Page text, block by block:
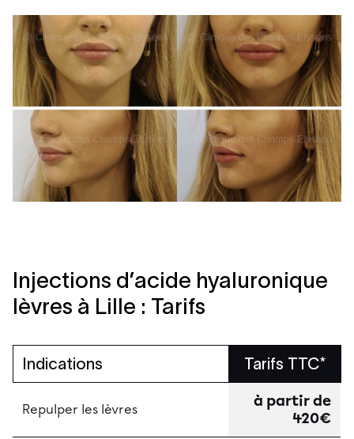
Injections d’acide hyaluronique
lèvres à Lille : Tarifs
Indications Tarifs TTC*
Repulper les lèvres
à partir de
420€